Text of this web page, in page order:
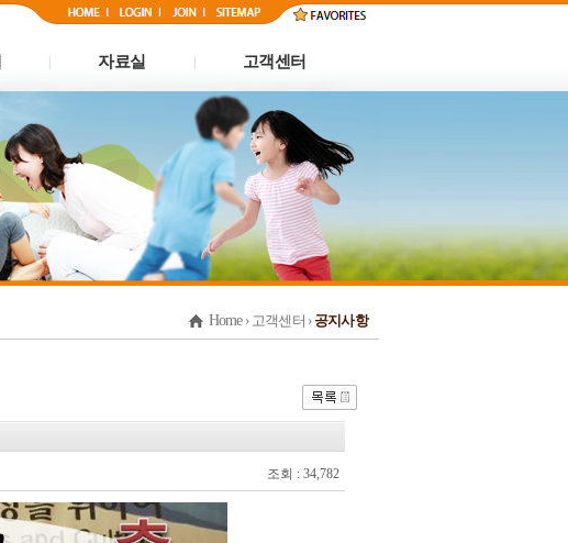
자료실 고객센터
Home› 고객센터 › 공지사항
조회 : 34,782